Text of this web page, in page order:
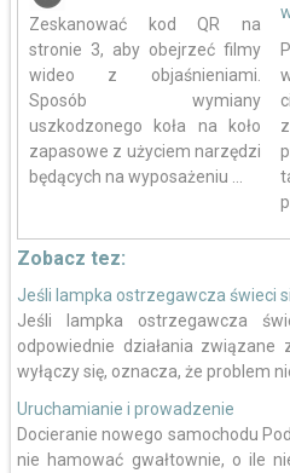
Zeskanować kod QR na
stronie 3, aby obejrzeć filmy
wideo z objaśnieniami.
Sposób wymiany
uszkodzonego koła na koło
zapasowe z użyciem narzędzi
będących na wyposażeniu ...
Zobacz tez:
Jeśli lampka ostrzegawcza świeci
Jeśli lampka ostrzegawcza
odpowiednie działania
wyłączy się, oznacza, że problem
Uruchamianie i prowadzenie
Docieranie nowego samochodu
nie hamować gwałtownie, o ile